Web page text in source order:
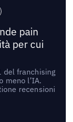
pain
per cui
del franchising
meno l’IA.
recensioni